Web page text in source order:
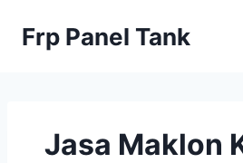
Frp Panel Tank
Jasa Maklon